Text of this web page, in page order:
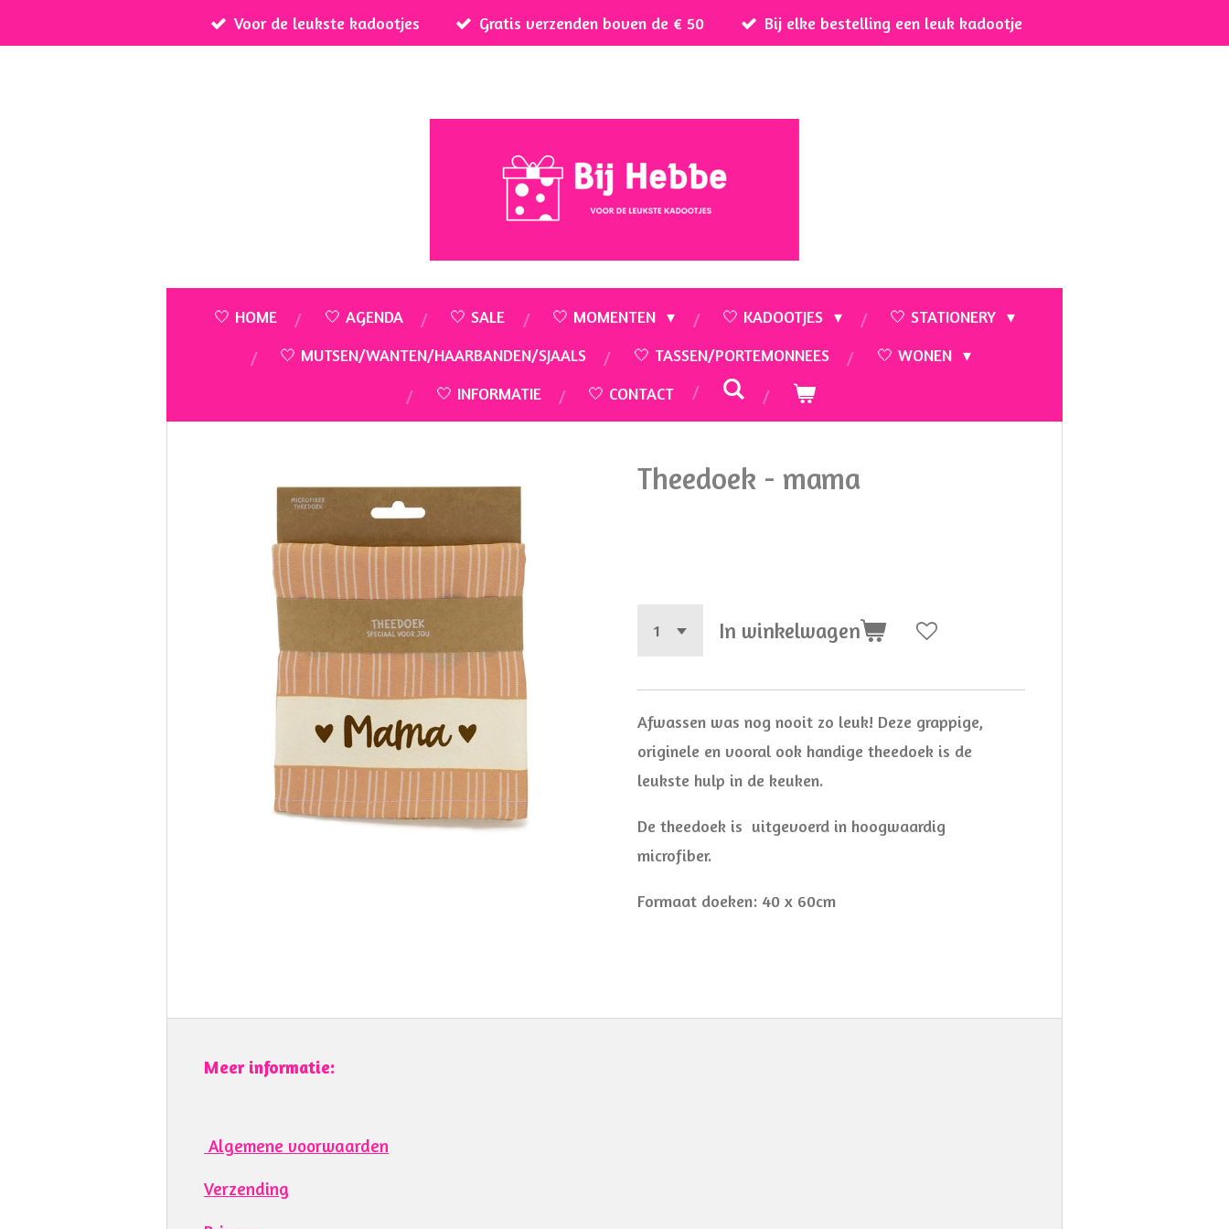
Voor de leukste kadootjes Gratis verzenden boven de € 50 Bij elke bestelling een leuk kadootje
🤍 HOME 🤍 AGENDA 🤍 SALE 🤍 MOMENTEN 🤍 KADOOTJES
🤍 STATIONERY
🤍 MUTSEN/WANTEN/HAARBANDEN/SJAALS
🤍 TASSEN/PORTEMONNEES
🤍 WONEN
🤍 INFORMATIE
🤍 CONTACT
Theedoek - mama
In winkelwagen
Afwassen was nog nooit zo leuk! Deze grappige,
originele en vooral ook handige theedoek is de
leukste hulp in de keuken.
De theedoek is uitgevoerd in hoogwaardig
microfiber.
Formaat doeken: 40 x 60cm
Meer informatie:
Algemene voorwaarden
Verzending